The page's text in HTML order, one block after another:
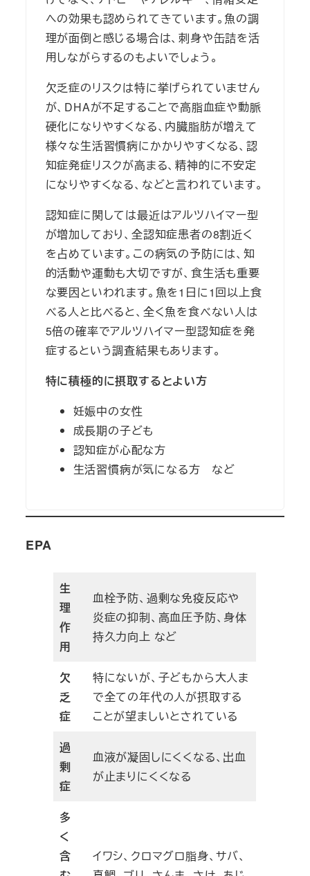
への効果も認められてきています。魚の調
理が面倒と感じる場合は、刺身や缶詰を活
用しながらするのもよいでしょう。
欠乏症のリスクは特に挙げられていません
が、DHAが不足することで高脂血症や動脈
硬化になりやすくなる、内臓脂肪が増えて
様々な生活習慣病にかかりやすくなる、認
知症発症リスクが高まる、精神的に不安定
になりやすくなる、などと言われています。
認知症に関しては最近はアルツハイマー型
が増加しており、全認知症患者の8割近く
を占めています。この病気の予防には、知
的活動や運動も大切ですが、食生活も重要
な要因といわれます。魚を1日に1回以上食
べる人と比べると、全く魚を食べない人は
5倍の確率でアルツハイマー型認知症を発
症するという調査結果もあります。
特に積極的に摂取するとよい方
妊娠中の女性
成長期の子ども
認知症が心配な方
生活習慣病が気になる方 など
EPA
生
理
作
用
血栓予防、過剰な免疫反応や
炎症の抑制、高血圧予防、身体
持久力向上 など
欠
乏
症
特にないが、子どもから大人ま
で全ての年代の人が摂取する
ことが望ましいとされている
過
剰
症
血液が凝固しにくくなる、出血
が止まりにくくなる
多
く
含
イワシ、クロマグロ脂身、サバ、